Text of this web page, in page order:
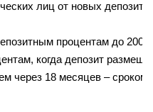
лиц от новых
процентам до 200
когда депозит
через 18 месяцев – сроком